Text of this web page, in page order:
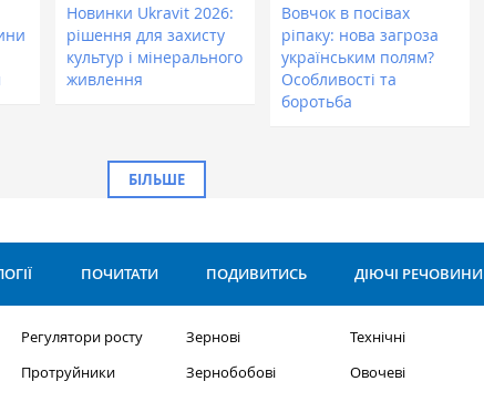
Новинки Ukravit 2026:
рішення для захисту
культур і мінерального
живлення
Вовчок в посівах
ріпаку: нова загроза
українським полям?
Особливості та
боротьба
БІЛЬШЕ
ПОЧИТАТИ ПОДИВИТИСЬ ДІЮЧІ РЕЧОВИНИ
Регулятори росту
Протруйники
Зернові
Зернобобові
Технічні
Овочеві